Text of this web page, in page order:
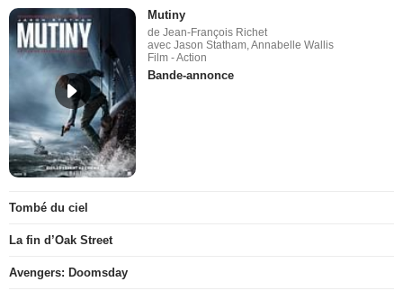
Mutiny
de Jean-François Richet
avec Jason Statham, Annabelle Wallis
Film - Action
Bande-annonce
Tombé du ciel
La fin d’Oak Street
Avengers: Doomsday